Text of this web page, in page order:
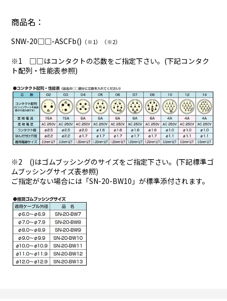
商品名：
SNW-20□□-ASCFb() （※1）（※2）
※1 □□はコンタクトの芯数をご指定下さい。(下記コンタク
ト配列・性能表参照)
※2 ()はゴムブッシングのサイズをご指定下さい。(下記標準ゴ
ムブッシングサイズ表参照)
ご指定がない場合には「SN-20-BW10」が標準添付されます。